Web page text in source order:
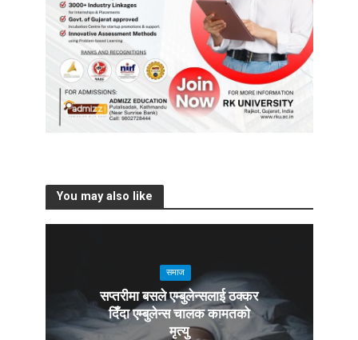
You may also like
समाज
सप्तरीमा बसले एम्बुलेन्सलाई ठक्कर
दिँदा एम्बुलेन्स चालक कामतको
मृत्यु